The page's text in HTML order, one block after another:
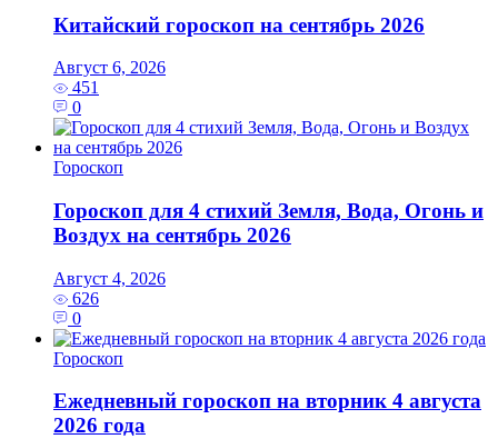
Китайский гороскоп на сентябрь 2026
Август 6, 2026
451
0
Гороскоп
Гороскоп для 4 стихий Земля, Вода, Огонь и
Воздух на сентябрь 2026
Август 4, 2026
626
0
Гороскоп
Ежедневный гороскоп на вторник 4 августа
2026 года